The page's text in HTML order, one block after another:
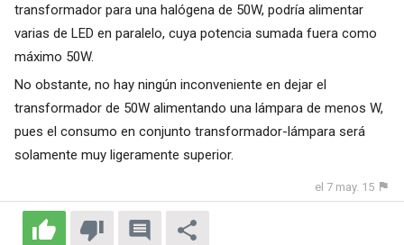
transformador para una halógena de 50W, podría alimentar
varias de LED en paralelo, cuya potencia sumada fuera como
máximo 50W.
No obstante, no hay ningún inconveniente en dejar el
transformador de 50W alimentando una lámpara de menos W,
pues el consumo en conjunto transformador-lámpara será
solamente muy ligeramente superior.
el 7 may. 15